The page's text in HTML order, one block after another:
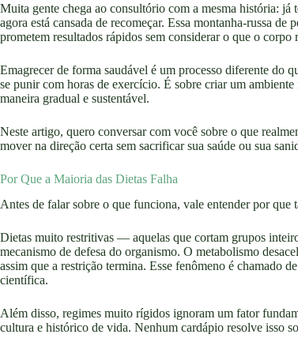
Muita gente chega ao consultório com a mesma história:
agora está cansada de recomeçar. Essa montanha-russa
prometem resultados rápidos sem considerar o que o corpo
Emagrecer de forma saudável é um processo diferente do
se punir com horas de exercício. É sobre criar um
maneira gradual e sustentável.
Neste artigo, quero conversar com você sobre o que
mover na direção certa sem sacrificar sua saúde ou sua
Por Que a Maioria das Dietas Falha
Antes de falar sobre o que funciona, vale entender por que
Dietas muito restritivas — aquelas que cortam grupos
mecanismo de defesa do organismo. O metabolismo
assim que a restrição termina. Esse fenômeno é chamado
científica.
Além disso, regimes muito rígidos ignoram um fator
cultura e histórico de vida. Nenhum cardápio resolve isso